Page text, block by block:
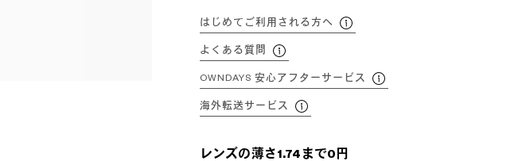
はじめてご利用される方へ
よくある質問
OWNDAYS 安心アフターサービス
海外転送サービス
レンズの薄さ1.74まで0円